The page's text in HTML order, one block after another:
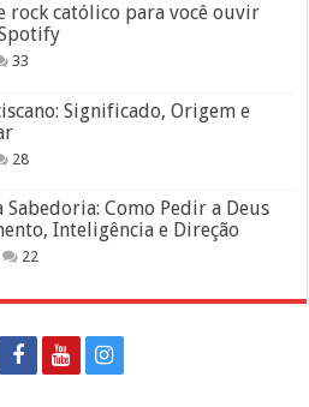
rock católico para você ouvir
33
Significado, Origem e
28
Sabedoria: Como Pedir a Deus
Inteligência e Direção
22